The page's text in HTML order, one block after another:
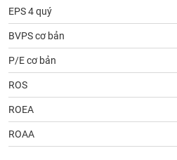
EPS 4 quý
BVPS cơ bản
P/E cơ bản
ROS
ROEA
ROAA